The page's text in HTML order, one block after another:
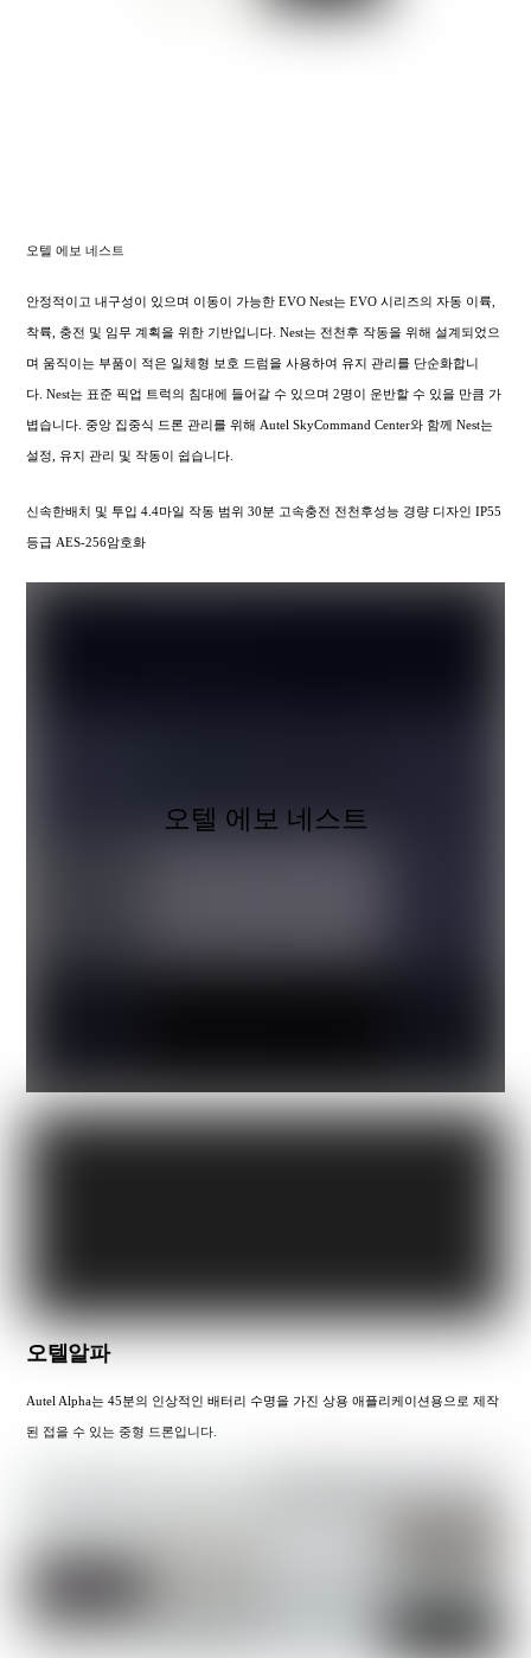
오텔 에보 네스트
안정적이고 내구성이 있으며 이동이 가능한 EVO Nest는 EVO 시리즈의 자동 이륙,
착륙, 충전 및 임무 계획을 위한 기반입니다. Nest는 전천후 작동을 위해 설계되었으
며 움직이는 부품이 적은 일체형 보호 드럼을 사용하여 유지 관리를 단순화합니
다. Nest는 표준 픽업 트럭의 침대에 들어갈 수 있으며 2명이 운반할 수 있을 만큼 가
볍습니다. 중앙 집중식 드론 관리를 위해 Autel SkyCommand Center와 함께 Nest는
설정, 유지 관리 및 작동이 쉽습니다.
신속한배치 및 투입 4.4마일 작동 범위 30분 고속충전 전천후성능 경량 디자인 IP55
등급 AES-256암호화
오텔 에보 네스트
오텔알파
Autel Alpha는 45분의 인상적인 배터리 수명을 가진 상용 애플리케이션용으로 제작
된 접을 수 있는 중형 드론입니다.